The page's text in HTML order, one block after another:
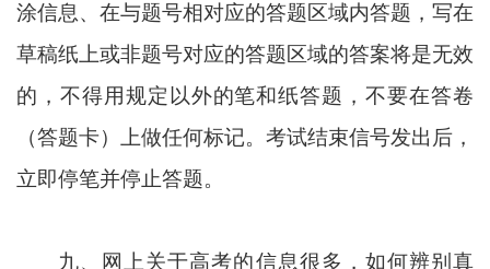
涂信息、在与题号相对应的答题区域内答题，写在
草稿纸上或非题号对应的答题区域的答案将是无效
的，不得用规定以外的笔和纸答题，不要在答卷
（答题卡）上做任何标记。考试结束信号发出后，
立即停笔并停止答题。
九、
网上关于高考的信息很多，如何辨别真